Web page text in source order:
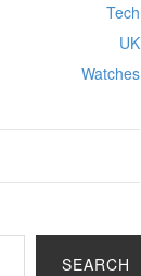
Tech
UK
Watches
SEARCH